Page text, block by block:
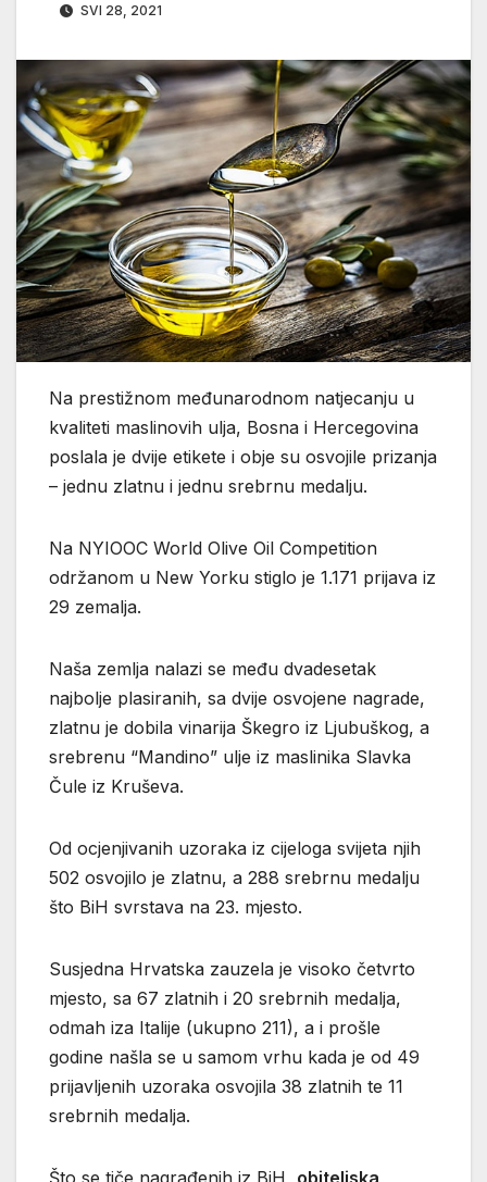
SVI 28, 2021
Na prestižnom međunarodnom natjecanju u
kvaliteti maslinovih ulja, Bosna i Hercegovina
poslala je dvije etikete i obje su osvojile prizanja
– jednu zlatnu i jednu srebrnu medalju.
Na NYIOOC World Olive Oil Competition
održanom u New Yorku stiglo je 1.171 prijava iz
29 zemalja.
Naša zemlja nalazi se među dvadesetak
najbolje plasiranih, sa dvije osvojene nagrade,
zlatnu je dobila vinarija Škegro iz Ljubuškog, a
srebrenu “Mandino” ulje iz maslinika Slavka
Čule iz Kruševa.
Od ocjenjivanih uzoraka iz cijeloga svijeta njih
502 osvojilo je zlatnu, a 288 srebrnu medalju
što BiH svrstava na 23. mjesto.
Susjedna Hrvatska zauzela je visoko četvrto
mjesto, sa 67 zlatnih i 20 srebrnih medalja,
odmah iza Italije (ukupno 211), a i prošle
godine našla se u samom vrhu kada je od 49
prijavljenih uzoraka osvojila 38 zlatnih te 11
srebrnih medalja.